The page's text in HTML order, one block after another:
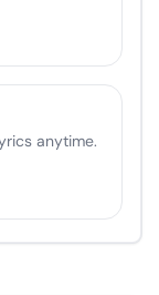
anytime.